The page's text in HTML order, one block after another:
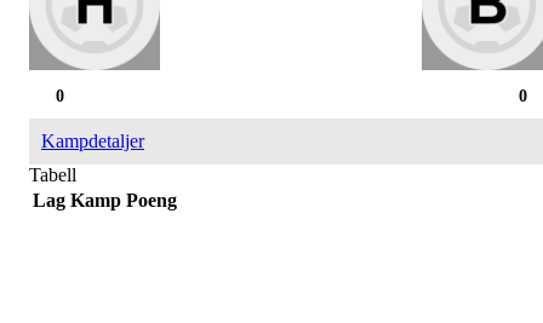
0
0
Kampdetaljer
Tabell
Lag Kamp Poeng